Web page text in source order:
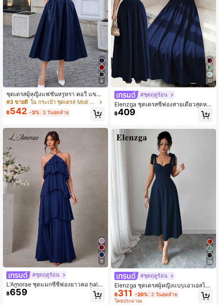
4.90 949K ผู้ติดตาม
6
ชุดเดรสผู้หญิงแฟชั่นหรูหรา คอวี แขนย
าวสไตล์ฝรั่งเศส ทรงเข้ารูป สำหรับฤดูใ
บไม้ผลิ/ฤดูร้อน เหมาะสำหรับใส่ประจำ
วัน งานปาร์ตี้ และการรวมตัว ชุดเดรสท
#3 ขายดี ใน กระเป๋า ชุดเดรส Midi สำหรับผู้หญิง
฿542 -3% 3 วันสุดท้าย
9
#ชุดฤดูร้อน
L'Amorae ชุดแมกซี่ชีฟองยาวคอ halte
r สีพื้นสำหรับแขกในงานแต่งงานที่สวย
งามและโรแมนติก
฿659
12
#ชุดฤดูร้อน
Elenzga ชุดเดรสชีฟองสายเดี่ยวสุดหรู
สำหรับผู้หญิง, เหมาะสำหรับแขกงานแ
ต่งงาน, การรวมตัวของพี่น้อง
฿409
26
#ชุดฤดูร้อน
Elenzga ชุดเดรสผู้หญิงแบบเอวเอสไต
ล์โรแมนติก ประดับโบว์ผูกที่เอว ไร้แขน
฿311 -20% 2 วันสุดท้าย
โดยประมาณ